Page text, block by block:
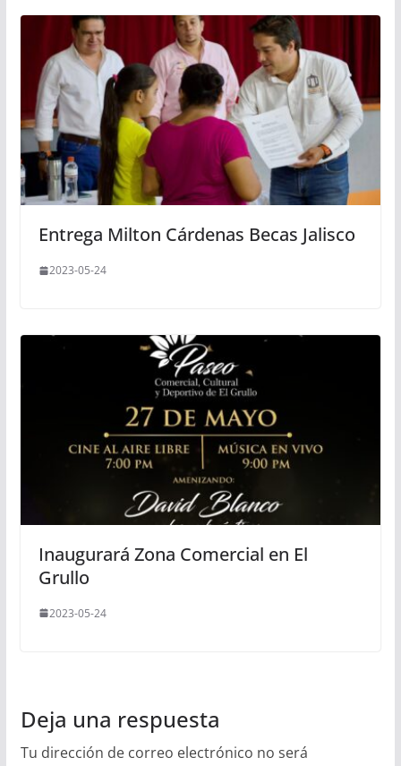
Entrega Milton Cárdenas Becas Jalisco
2023-05-24
Inaugurará Zona Comercial en El
Grullo
2023-05-24
Deja una respuesta
Tu dirección de correo electrónico no será